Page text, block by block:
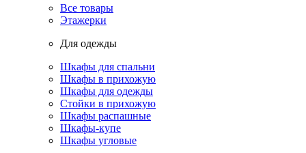
Все товары
Этажерки
Для одежды
Шкафы для спальни
Шкафы в прихожую
Шкафы для одежды
Стойки в прихожую
Шкафы распашные
Шкафы-купе
Шкафы угловые